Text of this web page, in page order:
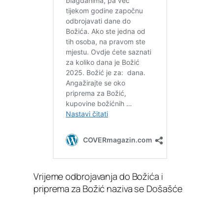
Vrijeme odbrojavanja do Božića i
priprema za Božić naziva se Došašće